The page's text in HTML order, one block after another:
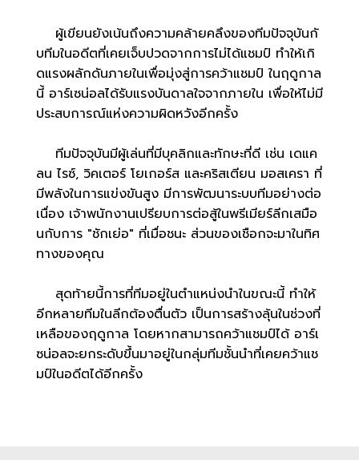
ผู้เขียนยังเน้นถึงความคล้ายคลึงของทีมปัจจุบันกั
บทีมในอดีตที่เคยเจ็บปวดจากการไม่ได้แชมป์ ทำให้เกิ
ดแรงผลักดันภายในเพื่อมุ่งสู่การคว้าแชมป์ ในฤดูกาล
นี้ อาร์เซน่อลได้รับแรงบันดาลใจจากภายใน เพื่อให้ไม่มี
ประสบการณ์แห่งความผิดหวังอีกครั้ง
ทีมปัจจุบันมีผู้เล่นที่มีบุคลิกและทักษะที่ดี เช่น เดแค
ลน ไรซ์, วิคเตอร์ โยเกอร์ส และคริสเตียน มอสเครา ที่
มีพลังในการแข่งขันสูง มีการพัฒนาระบบทีมอย่างต่อ
เนื่อง เจ้าพนักงานเปรียบการต่อสู้ในพรีเมียร์ลีกเสมือ
นกับการ "ชักเย่อ" ที่เมื่อชนะ ส่วนของเชือกจะมาในทิศ
ทางของคุณ
สุดท้ายนี้การที่ทีมอยู่ในตำแหน่งนำในขณะนี้ ทำให้
อีกหลายทีมในลีกต้องตื่นตัว เป็นการสร้างลุ้นในช่วงที่
เหลือของฤดูกาล โดยหากสามารถคว้าแชมป์ได้ อาร์เ
ซน่อลจะยกระดับขึ้นมาอยู่ในกลุ่มทีมชั้นนำที่เคยคว้าแช
มป์ในอดีตได้อีกครั้ง